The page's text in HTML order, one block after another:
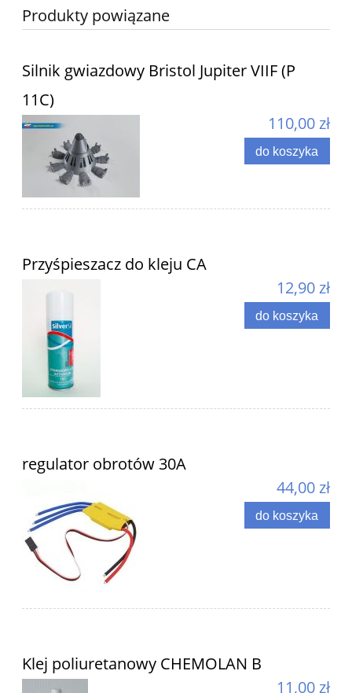
Produkty powiązane
Silnik gwiazdowy Bristol Jupiter VIIF (P
11C)
110,00 zł
do koszyka
Przyśpieszacz do kleju CA
12,90 zł
do koszyka
regulator obrotów 30A
44,00 zł
do koszyka
Klej poliuretanowy CHEMOLAN B
11,00 zł